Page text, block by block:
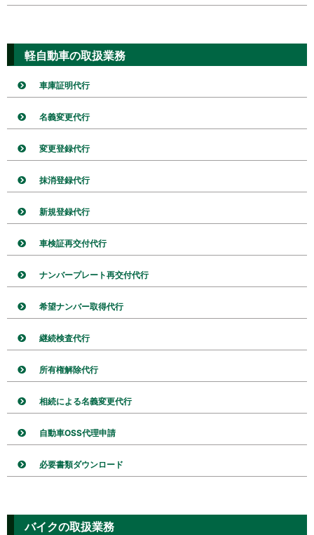
軽自動車の取扱業務
車庫証明代行
名義変更代行
変更登録代行
抹消登録代行
新規登録代行
車検証再交付代行
ナンバープレート再交付代行
希望ナンバー取得代行
継続検査代行
所有権解除代行
相続による名義変更代行
自動車OSS代理申請
必要書類ダウンロード
バイクの取扱業務